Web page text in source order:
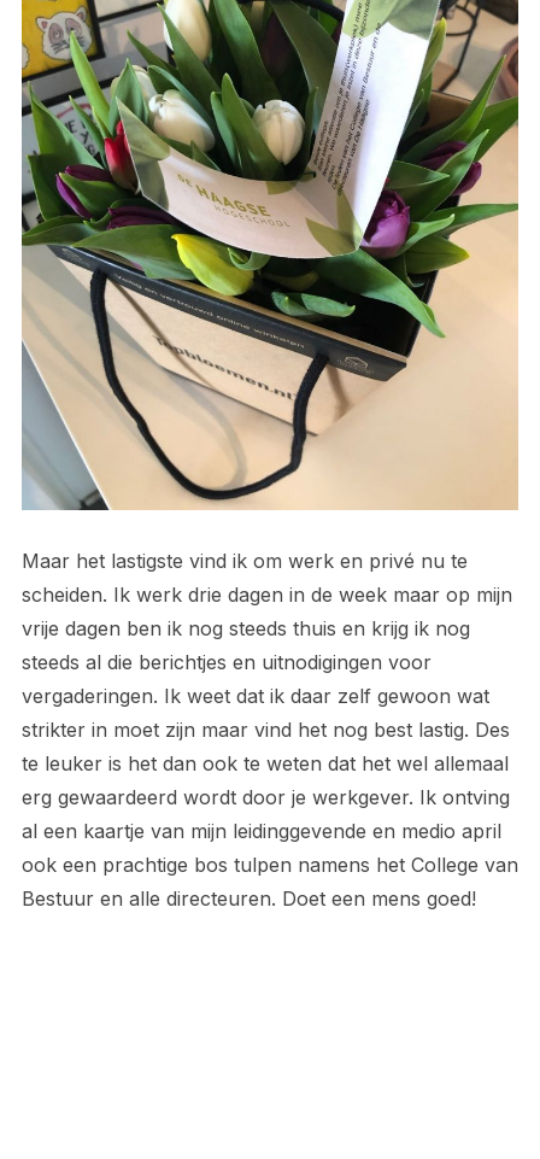
Maar het lastigste vind ik om werk en privé nu te
scheiden. Ik werk drie dagen in de week maar op mijn
vrije dagen ben ik nog steeds thuis en krijg ik nog
steeds al die berichtjes en uitnodigingen voor
vergaderingen. Ik weet dat ik daar zelf gewoon wat
strikter in moet zijn maar vind het nog best lastig. Des
te leuker is het dan ook te weten dat het wel allemaal
erg gewaardeerd wordt door je werkgever. Ik ontving
al een kaartje van mijn leidinggevende en medio april
ook een prachtige bos tulpen namens het College van
Bestuur en alle directeuren. Doet een mens goed!